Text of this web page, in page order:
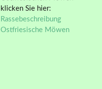
klicken Sie hier:
Rassebeschreibung
Ostfriesische Möwen